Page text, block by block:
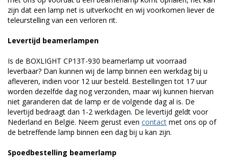
zijn dat een lamp net is uitverkocht en wij voorkomen liever de
teleurstelling van een verloren rit.
Levertijd beamerlampen
Is de BOXLIGHT CP13T-930 beamerlamp uit voorraad
leverbaar? Dan kunnen wij de lamp binnen een werkdag bij u
afleveren, indien voor 12 uur besteld. Bestellingen tot 17 uur
worden dezelfde dag nog verzonden, maar wij kunnen hiervan
niet garanderen dat de lamp er de volgende dag al is. De
levertijd bedraagt dan 1-2 werkdagen. De levertijd geldt voor
Nederland en België. Neem gerust even contact met ons op of
de betreffende lamp binnen een dag bij u kan zijn.
Spoedbestelling beamerlamp